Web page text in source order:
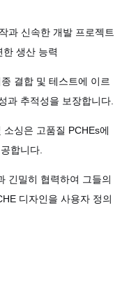
과 신속한 개발 프로젝트
생산 능력
결합 및 테스트에 이르
과 추적성을 보장합니다.
싱은 고품질 PCHEs에
합니다.
긴밀히 협력하여 그들의
디자인을 사용자 정의